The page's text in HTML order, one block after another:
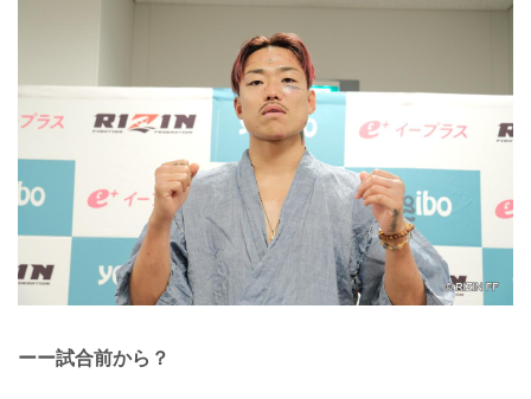
ーー試合前から？